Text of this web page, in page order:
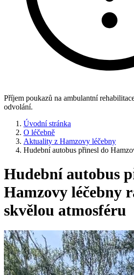
Příjem poukazů na ambulantní
odvolání.
Úvodní stránka
O léčebně
Aktuality z Hamzovy léčebny
Hudební autobus přinesl do
Hudební autobus
Hamzovy léčebny
skvělou atmosféru